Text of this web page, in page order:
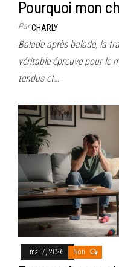
Pourquoi mon
ParCHARLY
Balade après balade, la
véritable épreuve pour le
tendus et…
mai 7, 2026 Non